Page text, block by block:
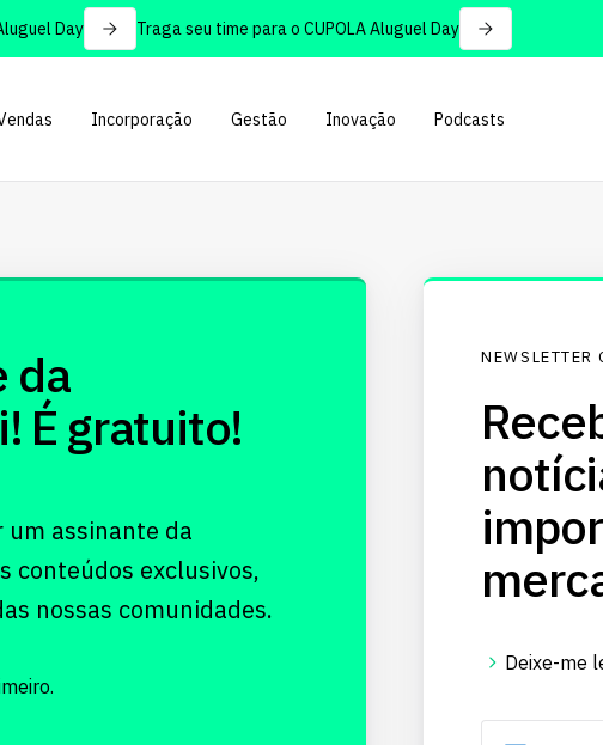
Day Traga seu time para o CUPOLA Aluguel Day
Incorporação Gestão Inovação Podcasts
da
É gratuito!
um assinante da
conteúdos exclusivos,
nossas comunidades.
NEWSLETTER
Deixe-me